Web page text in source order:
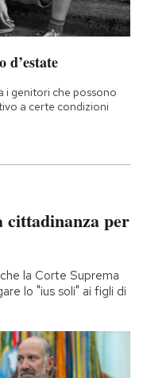
d’estate
i genitori che possono
a certe condizioni
per
la Corte Suprema
lo "ius soli" ai figli di